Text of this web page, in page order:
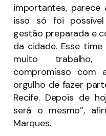
importantes, parece
isso só foi
gestão preparada e
da cidade. Esse
muito
compromisso com
orgulho de fazer
Recife. Depois de
será o mesmo”,
Marques.